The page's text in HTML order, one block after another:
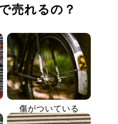
売れるの？
傷がついている